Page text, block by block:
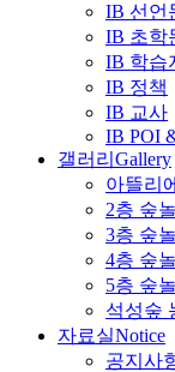
IB 선언
IB 초학
IB 학습
IB 정책
IB 교사
IB POI
갤러리 Gallery
아뜰리
2층 숲
3층 숲
4층 숲
5층 숲
석성숲
자료실Notice
공지사